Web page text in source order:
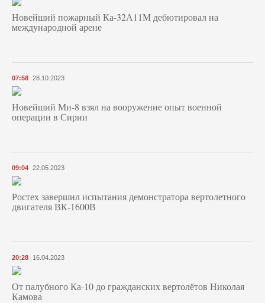
Новейший пожарный Ка-32А11М дебютировал на
международной арене
07:58 28.10.2023
Новейший Ми-8 взял на вооружение опыт военной
операции в Сирии
09:04 22.05.2023
Ростех завершил испытания демонстратора вертолетного
двигателя ВК-1600В
20:28 16.04.2023
От палубного Ка-10 до гражданских вертолётов Николая
Камова